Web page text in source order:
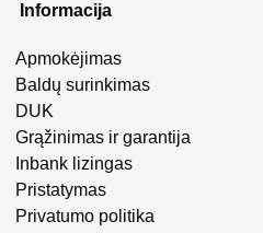
Informacija
Apmokėjimas
Baldų surinkimas
DUK
Grąžinimas ir garantija
Inbank lizingas
Pristatymas
Privatumo politika